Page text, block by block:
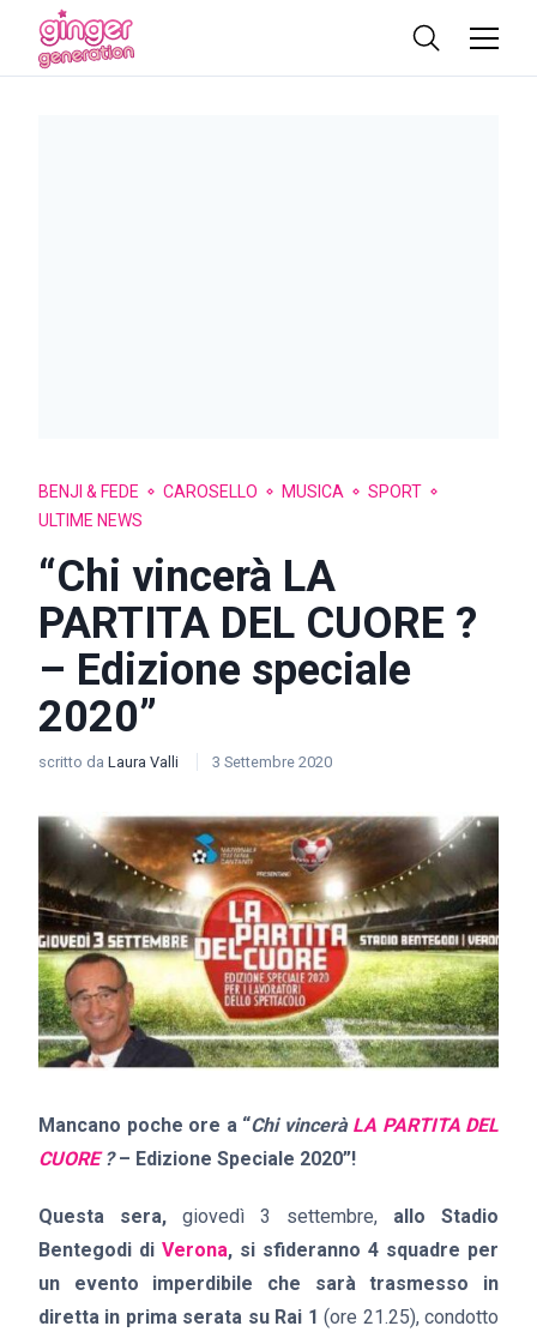
BENJI & FEDE CAROSELLO MUSICA
SPORT
ULTIME NEWS
“Chi vincerà LA
PARTITA DEL CUORE ?
– Edizione speciale
2020”
scritto da Laura Valli 3 Settembre 2020
Mancano poche ore a “Chi vincerà LA PARTITA DEL
CUORE?– Edizione Speciale 2020”!
Questa sera, giovedì 3 settembre, allo Stadio
Bentegodi di Verona, si sfideranno 4 squadre per
un evento imperdibile che sarà trasmesso in
diretta in prima serata su Rai 1(ore 21.25), condotto